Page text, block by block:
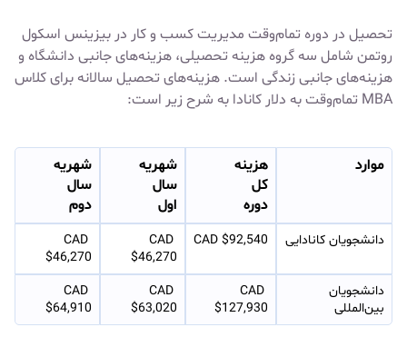
تحصیل در دوره تمام‌وقت مدیریت کسب و کار در بیزینس اسکول
روتمن شامل سه گروه هزینه تحصیلی، هزینه‌های جانبی دانشگاه و
هزینه‌های جانبی زندگی است. هزینه‌های تحصیل سالانه برای کلاس
MBA تمام‌وقت به دلار کانادا به شرح زیر است:
موارد
هزینه
کل
دوره
شهریه
سال
اول
شهریه
سال
دوم
دانشجویان کانادایی CAD $92,540
CAD
$46,270
CAD
$46,270
بین‌المللی
CAD
$127,930
CAD
$63,020
CAD
$64,910